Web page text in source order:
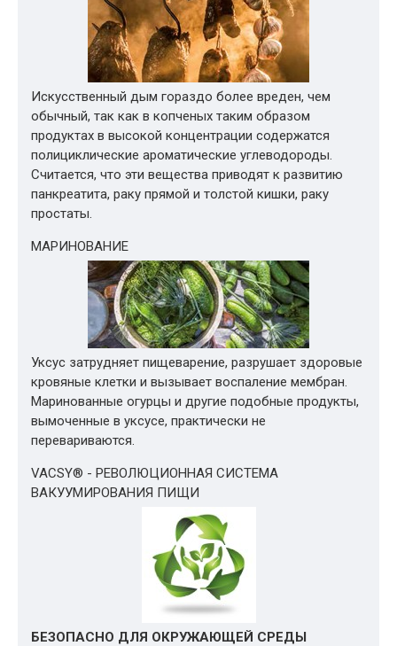
Искусственный дым гораздо более вреден, чем
обычный, так как в копченых таким образом
продуктах в высокой концентрации содержатся
полициклические ароматические углеводороды.
Считается, что эти вещества приводят к развитию
панкреатита, раку прямой и толстой кишки, раку
простаты.
МАРИНОВАНИЕ
Уксус затрудняет пищеварение, разрушает здоровые
кровяные клетки и вызывает воспаление мембран.
Маринованные огурцы и другие подобные продукты,
вымоченные в уксусе, практически не
перевариваются.
VACSY® - РЕВОЛЮЦИОННАЯ СИСТЕМА
ВАКУУМИРОВАНИЯ ПИЩИ
БЕЗОПАСНО ДЛЯ ОКРУЖАЮЩЕЙ СРЕДЫ